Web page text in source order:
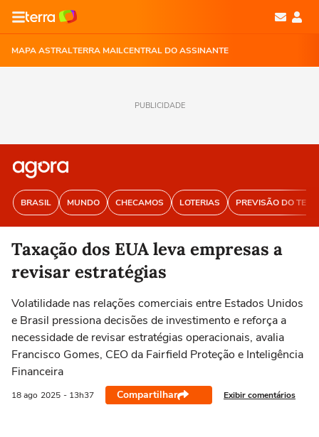
MAPA ASTRALTERRA MAILCENTRAL DO ASSINANTE
PUBLICIDADE
BRASIL MUNDO CHECAMOS LOTERIAS PREVISÃO DO
Taxação dos EUA leva empresas a
revisar estratégias
Volatilidade nas relações comerciais entre Estados Unidos
e Brasil pressiona decisões de investimento e reforça a
necessidade de revisar estratégias operacionais, avalia
Francisco Gomes, CEO da Fairfield Proteção e Inteligência
Financeira
18 ago 2025 - 13h37 Compartilhar Exibir comentários